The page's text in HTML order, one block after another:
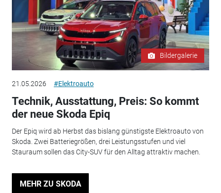
Bildergalerie
21.05.2026 #Elektroauto
Technik, Ausstattung, Preis: So kommt
der neue Skoda Epiq
Der Epiq wird ab Herbst das bislang günstigste Elektroauto von
Skoda. Zwei Batteriegrößen, drei Leistungsstufen und viel
Stauraum sollen das City-SUV für den Alltag attraktiv machen.
MEHR ZU SKODA